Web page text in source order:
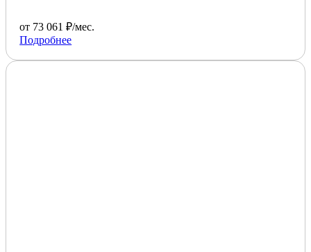
от 73 061 ₽/мес.
Подробнее